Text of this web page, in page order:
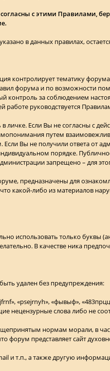
с этими Правилами,
в данных правилах,
контролирует тематику
форума и по возможности
контроль за соблюдением
работе руководствуется
личке. Если Вы не согласны с
путем
Вы не получили ответа от
порядке.
запрещено – для
предназначены для
какой-либо из материалов
использовать только буквы
В качестве ника
удален без предупреждения:
«psejrnyh», «фывыф»,
нецензурные слова либо не
нормам морали, в
представляет сайт
и т.п., а также другую